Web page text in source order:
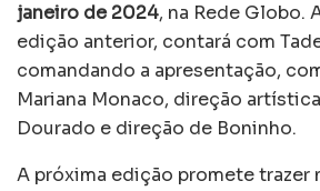
janeiro de 2024, na Rede Globo.
edição anterior, contará com
comandando a apresentação,
Mariana Monaco, direção
Dourado e direção de Boninho.
A próxima edição promete trazer